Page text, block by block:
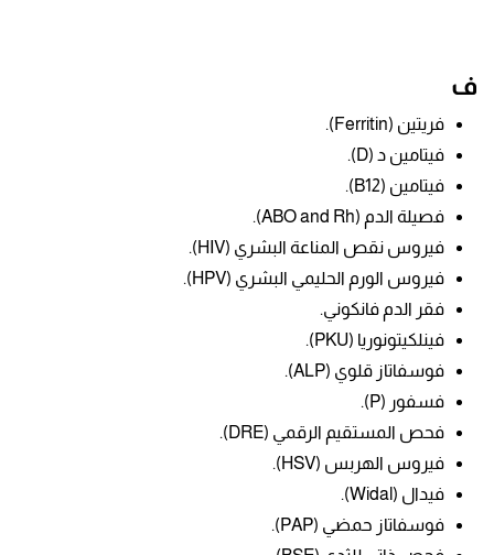
ف
فريتين (Ferritin).
فيتامين د (D).
فيتامين (B12).
فصيلة الدم (ABO and Rh).
فيروس نقص المناعة البشري (HIV).
فيروس الورم الحليمي البشري (HPV).
فقر الدم فانكوني.
فينلكيتونوريا (PKU).
فوسفاتاز قلوي (ALP).
فسفور (P).
فحص المستقيم الرقمي (DRE).
فيروس الهربس (HSV).
فيدال (Widal).
فوسفاتاز حمضي (PAP).